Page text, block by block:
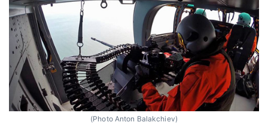
(Photo Anton Balakchiev)